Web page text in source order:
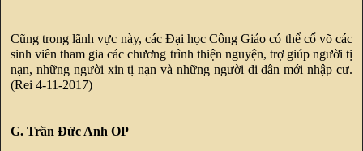
Cũng trong lãnh vực này, các Đại học Công Giáo có thể cổ võ các
sinh viên tham gia các chương trình thiện nguyện, trợ giúp người tị
nạn, những người xin tị nạn và những người di dân mới nhập cư.
(Rei 4-11-2017)
G. Trần Đức Anh OP